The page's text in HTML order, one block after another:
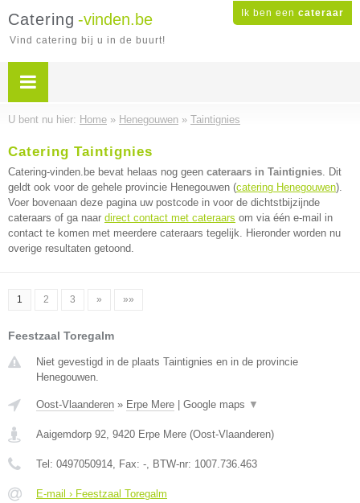
Ik ben een cateraar
Catering -vinden.be
Vind catering bij u in de buurt!
U bent nu hier: Home » Henegouwen » Taintignies
Catering Taintignies
Catering-vinden.be bevat helaas nog geen cateraars in Taintignies. Dit
geldt ook voor de gehele provincie Henegouwen (catering Henegouwen).
Voer bovenaan deze pagina uw postcode in voor de dichtstbijzijnde
cateraars of ga naar direct contact met cateraars om via één e-mail in
contact te komen met meerdere cateraars tegelijk. Hieronder worden nu
overige resultaten getoond.
1 2 3 » »»
Feestzaal Toregalm
Niet gevestigd in de plaats Taintignies en in de provincie
Henegouwen.
Oost-Vlaanderen » Erpe Mere Google maps ▼
Aaigemdorp 92, 9420 Erpe Mere (Oost-Vlaanderen)
Tel: 0497050914, Fax: -, BTW-nr: 1007.736.463
E-mail › Feestzaal Toregalm